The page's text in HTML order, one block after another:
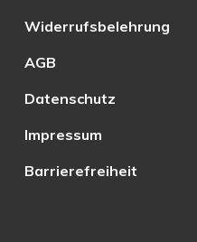
Widerrufsbelehrung
AGB
Datenschutz
Impressum
Barrierefreiheit